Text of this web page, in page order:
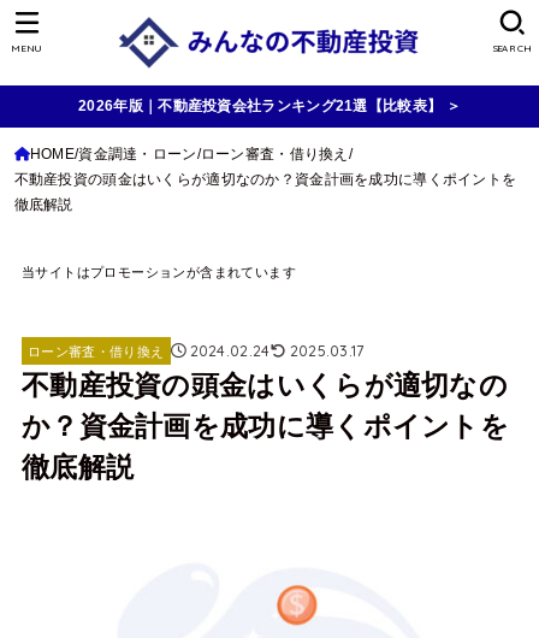
SEARCH
MENU
2026年版｜不動産投資会社ランキング21選【比較表】 ＞
HOME 資金調達・ローン ローン審査・借り換え
不動産投資の頭金はいくらが適切なのか？資金計画を成功に導くポイントを
徹底解説
当サイトはプロモーションが含まれています
ローン審査・借り換え 2024.02.24 2025.03.17
不動産投資の頭金はいくらが適切なの
か？資金計画を成功に導くポイントを
徹底解説